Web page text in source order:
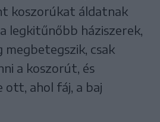
koszorúkat áldatnak
legkitűnőbb háziszerek,
megbetegszik, csak
a koszorút, és
ott, ahol fáj, a baj